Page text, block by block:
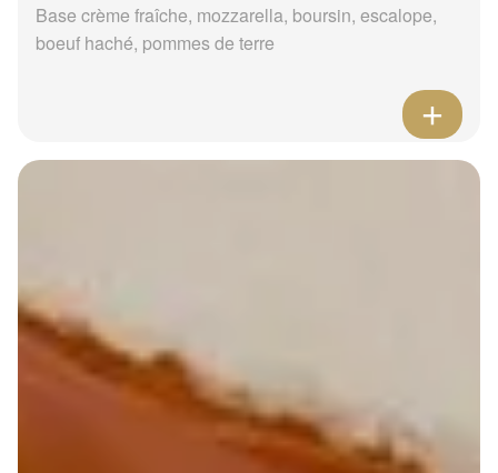
Base crème fraîche, mozzarella, boursin, escalope,
boeuf haché, pommes de terre